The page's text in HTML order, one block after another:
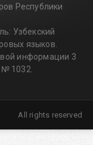
Республики
Узбекский
языков.
информации 3
№ 1032.
All rights reserved